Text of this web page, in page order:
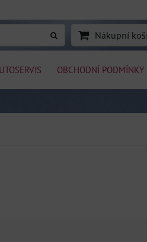
Nákupní
OBCHODNÍ PODMÍNKY